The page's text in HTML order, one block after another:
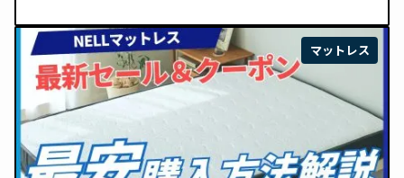
マットレス